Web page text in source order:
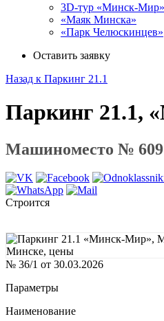
3D-тур «Минск-Мир»
«Маяк Минска»
«Парк Челюскинцев»
Оставить заявку
Назад к Паркинг 21.1
Паркинг 21.1,
Машиноместо № 609
Строится
№ 36/1 от 30.03.2026
Параметры
Наименование